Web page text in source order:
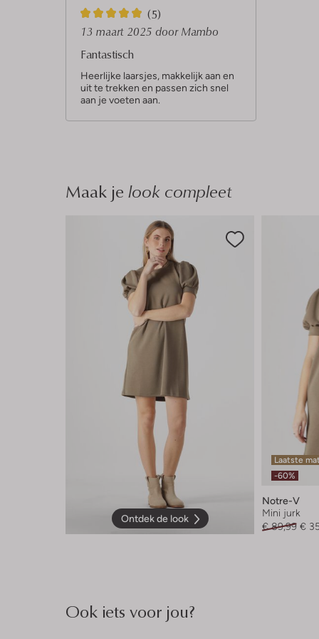
5
S
t
e
r
(5)
13 maart 2025 door Mambo
Fantastisch
Heerlijke laarsjes, makkelijk aan en
uit te trekken en passen zich snel
aan je voeten aan.
Maak je look compleet
Ontdek de look
Laatste
-60%
Notre-V
Mini jurk
€ 89,99 €
Ook iets voor jou?